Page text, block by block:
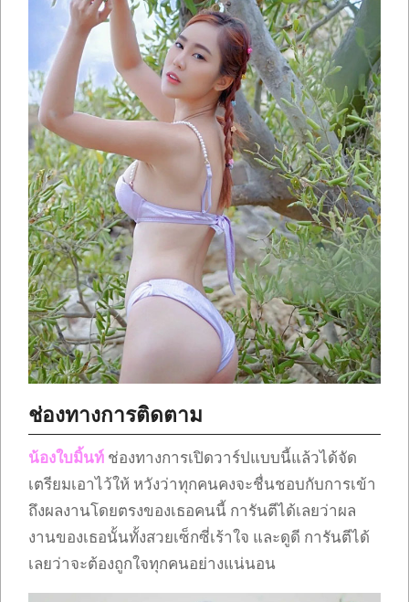
ช่องทางการติดตาม
น้องใบมิ้นท์ ช่องทางการเปิดวาร์ปแบบนี้แล้วได้จัด
เตรียมเอาไว้ให้ หวังว่าทุกคนคงจะชื่นชอบกับการเข้า
ถึงผลงานโดยตรงของเธอคนนี้ การันตีได้เลยว่าผล
งานของเธอนั้นทั้งสวยเซ็กซี่เร้าใจ และดูดี การันตีได้
เลยว่าจะต้องถูกใจทุกคนอย่างแน่นอน